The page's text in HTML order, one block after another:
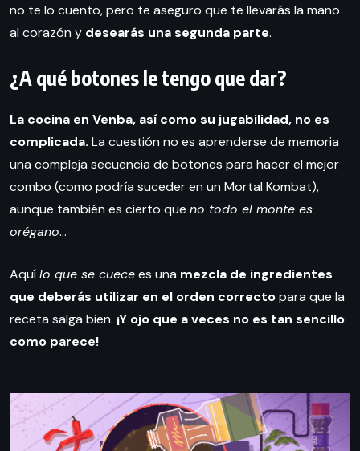
no te lo cuento, pero te aseguro que te llevarás la mano
al corazón y desearás una segunda parte.
¿A qué botones le tengo que dar?
La cocina en Venba, así como su jugabilidad, no es
complicada. La cuestión no es aprenderse de memoria
una compleja secuencia de botones para hacer el mejor
combo (como podría suceder en un Mortal Kombat),
aunque también es cierto que no todo el monte es
orégano…
Aquílo que se cuecees una mezcla de ingredientes
que deberás utilizar en el orden correctopara que la
receta salga bien. ¡Y ojo que a veces no es tan sencillo
como parece!